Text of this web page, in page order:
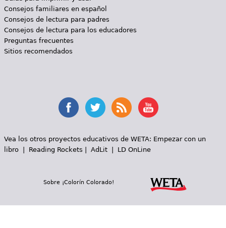
Consejos familiares en español
Consejos de lectura para padres
Consejos de lectura para los educadores
Preguntas frecuentes
Sitios recomendados
Vea los otros proyectos educativos de WETA: Empezar con un
libro| Reading Rockets AdLit| LD OnLine
Sobre ¡Colorín Colorado!